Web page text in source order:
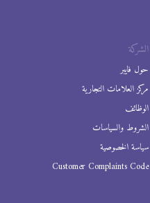
الشركة
حول فايبر
مركز العلامات التجارية
الوظائف
الشروط والسياسات
سياسة الخصوصية
Customer Complaints Code